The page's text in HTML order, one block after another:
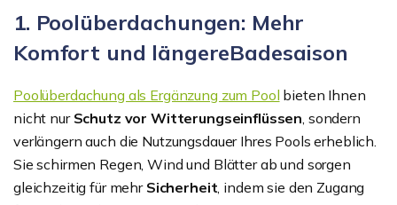
1. Poolüberdachungen: Mehr
Komfort und längereBadesaison
Poolüberdachung als Ergänzung zum Pool bieten Ihnen
nicht nur Schutz vor Witterungseinflüssen, sondern
verlängern auch die Nutzungsdauer Ihres Pools erheblich.
Sie schirmen Regen, Wind und Blätter ab und sorgen
gleichzeitig für mehr Sicherheit, indem sie den Zugang